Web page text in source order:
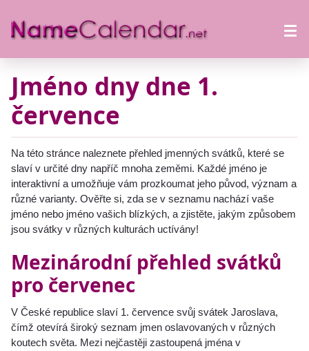
Jméno dny dne 1.
července
Na této stránce naleznete přehled jmenných svátků, které se
slaví v určité dny napříč mnoha zeměmi. Každé jméno je
interaktivní a umožňuje vám prozkoumat jeho původ, význam a
různé varianty. Ověřte si, zda se v seznamu nachází vaše
jméno nebo jméno vašich blízkých, a zjistěte, jakým způsobem
jsou svátky v různých kulturách uctívány!
Mezinárodní přehled svátků
pro červenec
V České republice slaví 1. července svůj svátek Jaroslava,
čímž otevírá široký seznam jmen oslavovaných v různých
koutech světa. Mezi nejčastěji zastoupená jména v